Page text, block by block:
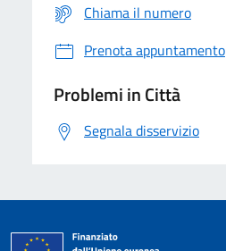
Chiama il numero
Prenota appuntamento
Problemi in Città
Segnala disservizio